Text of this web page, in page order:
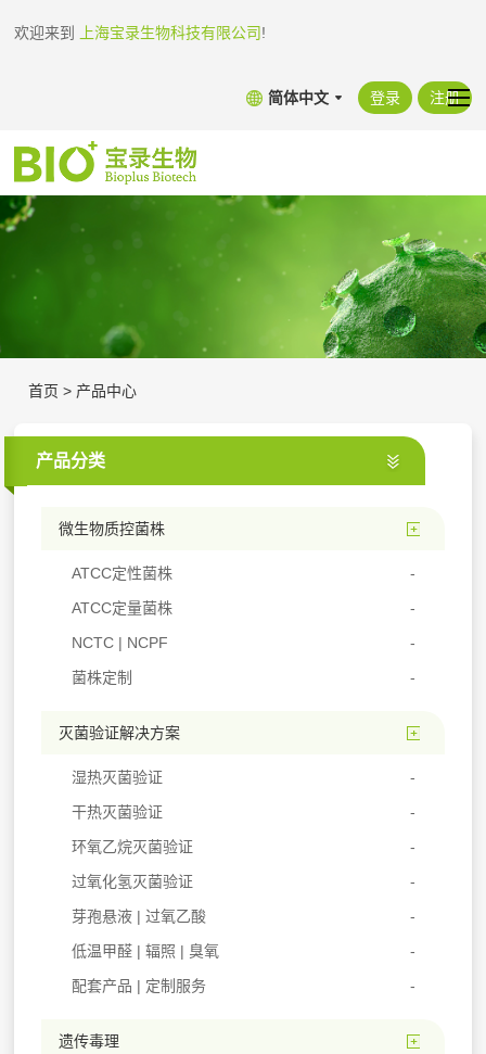
欢迎来到 上海宝录生物科技有限公司!
简体中文 登录 注册
首页 > 产品中心
产品分类
微生物质控菌株
ATCC定性菌株
ATCC定量菌株
NCTC | NCPF
菌株定制
灭菌验证解决方案
湿热灭菌验证
干热灭菌验证
环氧乙烷灭菌验证
过氧化氢灭菌验证
芽孢悬液 | 过氧乙酸
低温甲醛 | 辐照 | 臭氧
配套产品 | 定制服务
遗传毒理